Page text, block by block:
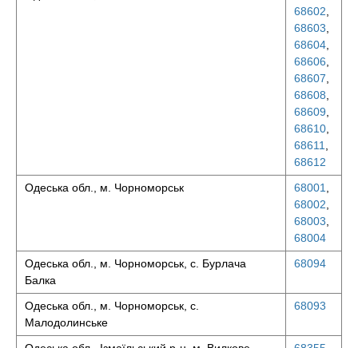
68602
68603
68604
68606
68607
68608
68609
68610
68611
68612
Одеська обл., м. Чорноморськ
68001
68002
68003
68004
Одеська обл., м. Чорноморськ, с. Бурлача
Балка
68094
Одеська обл., м. Чорноморськ, с.
Малодолинське
68093